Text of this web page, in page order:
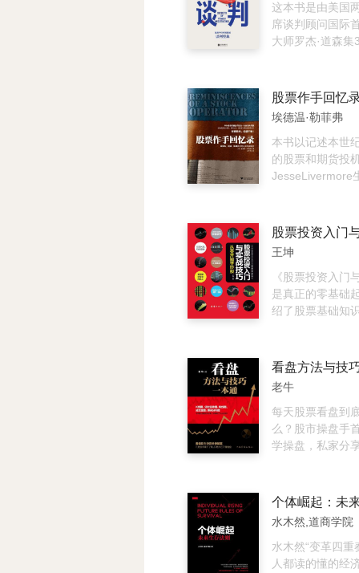
进，带你看透事
逻辑，构筑从认
济学知识体系。
这本书是由美国
席谈判顾问国际
大师罗杰·道森集
权威的大师手记
议。教会你如何
胜，更教会你如
后让对手感觉到
判，而不是吃亏
股票作手回忆
埃德温·勒菲弗
本书以记述本世
的股票和期货投
JesseLivermore
都阅读过这本书
融操作所应秉持
及感受。
王坤
《股票投资入门
是真正的零基础
绍了股票基础知
标、盯盘必须注
节、根据大盘情
操作、如何根据
断和操作，如何
等炒股必备的一
你轻轻松松学“炒
新手进行实战操
的指导书。《股
实战技巧》还可
司、基金公司等
沟通客户时的读
看盘方法与技
老牛
每天股票看盘到
么？股市操盘手
学操盘，私家分
股，和讯、财经
财经平台推荐阅
个体崛起：未
水木然,道商学院
水木然“变革四重
人都读的懂的经